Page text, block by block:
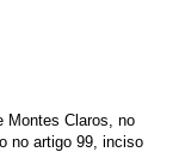
Montes Claros, no
no artigo 99, inciso